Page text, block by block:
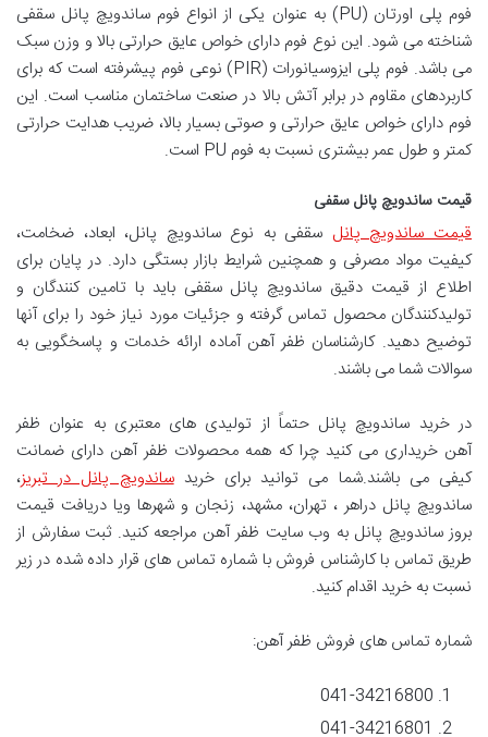
فوم پلی اورتان (PU) به عنوان یکی از انواع فوم ساندویچ پانل سقفی
شناخته می شود. این نوع فوم دارای خواص عایق حرارتی بالا و وزن سبک
می باشد. فوم پلی ایزوسیانورات (PIR) نوعی فوم پیشرفته است که برای
کاربردهای مقاوم در برابر آتش بالا در صنعت ساختمان مناسب است. این
فوم دارای خواص عایق حرارتی و صوتی بسیار بالا، ضریب هدایت حرارتی
کمتر و طول عمر بیشتری نسبت به فوم PU است.
قیمت ساندویچ پانل سقفی
قیمت ساندویچ پانل سقفی به نوع ساندویچ پانل، ابعاد، ضخامت،
کیفیت مواد مصرفی و همچنین شرایط بازار بستگی دارد. در پایان برای
اطلاع از قیمت دقیق ساندویچ پانل سقفی باید با تامین کنندگان و
تولیدکنندگان محصول تماس گرفته و جزئیات مورد نیاز خود را برای آنها
توضیح دهید. کارشناسان ظفر آهن آماده ارائه خدمات و پاسخگویی به
سوالات شما می باشند.
در خرید ساندویچ پانل حتماً از تولیدی های معتبری به عنوان ظفر
آهن خریداری می کنید چرا که همه محصولات ظفر آهن دارای ضمانت
کیفی می باشند.شما می توانید برای خریدساندویچ پانل در تبریز،
ساندویچ پانل دراهر ، تهران، مشهد، زنجان و شهرها ویا دریافت قیمت
بروز ساندویچ پانل به وب سایت ظفر آهن مراجعه کنید. ثبت سفارش از
طریق تماس با کارشناس فروش با شماره تماس های قرار داده شده در زیر
نسبت به خرید اقدام کنید.
شماره تماس های فروش ظفر آهن:
041-34216800
041-34216801